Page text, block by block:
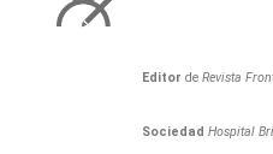
Editor deRevista
Sociedad Hospital